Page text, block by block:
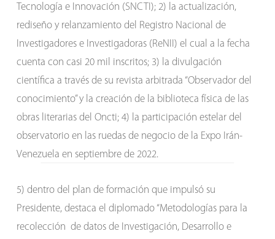
Tecnología e Innovación (SNCTI); 2) la actualización,
rediseño y relanzamiento del Registro Nacional de
Investigadores e Investigadoras (ReNII) el cual a la fecha
cuenta con casi 20 mil inscritos; 3) la divulgación
científica a través de su revista arbitrada “Observador del
conocimiento” y la creación de la biblioteca física de las
obras literarias del Oncti; 4) la participación estelar del
observatorio en las ruedas de negocio de la Expo Irán-
Venezuela en septiembre de 2022.
5) dentro del plan de formación que impulsó su
Presidente, destaca el diplomado “Metodologías para la
recolección de datos de Investigación, Desarrollo e